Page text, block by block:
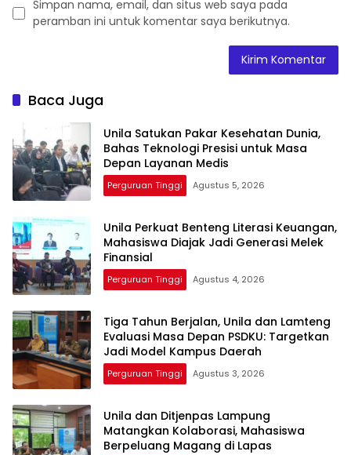
Simpan nama, email, dan situs web saya pada
peramban ini untuk komentar saya berikutnya.
Baca Juga
Unila Satukan Pakar Kesehatan Dunia,
Bahas Teknologi Presisi untuk Masa
Depan Layanan Medis
Perguruan Tinggi Agustus 5, 2026
Unila Perkuat Benteng Literasi Keuangan,
Mahasiswa Diajak Jadi Generasi Melek
Finansial
Perguruan Tinggi Agustus 4, 2026
Tiga Tahun Berjalan, Unila dan Lamteng
Evaluasi Masa Depan PSDKU: Targetkan
Jadi Model Kampus Daerah
Perguruan Tinggi Agustus 3, 2026
Unila dan Ditjenpas Lampung
Matangkan Kolaborasi, Mahasiswa
Berpeluang Magang di Lapas